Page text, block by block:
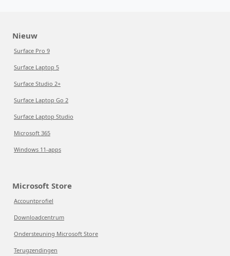
Nieuw
Surface Pro 9
Surface Laptop 5
Surface Studio 2+
Surface Laptop Go 2
Surface Laptop Studio
Microsoft 365
Windows 11-apps
Microsoft Store
Accountprofiel
Downloadcentrum
Ondersteuning Microsoft Store
Terugzendingen